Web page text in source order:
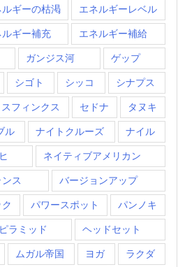
ルギーの枯渇 エネルギーレベル
ルギー補充 エネルギー補給
ガンジス河 ゲップ
シゴト シッコ シナプス
スフィンクス セドナ タヌキ
ル ナイトクルーズ ナイル
ネイティブアメリカン
ス バージョンアップ
パワースポット パンノキ
ピラミッド ヘッドセット
ムガル帝国 ヨガ ラクダ